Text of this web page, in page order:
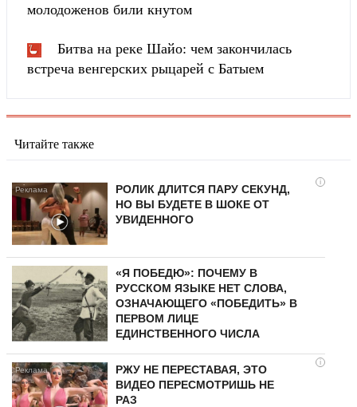
молодоженов били кнутом
Битва на реке Шайо: чем закончилась
встреча венгерских рыцарей с Батыем
Читайте также
i
РОЛИК ДЛИТСЯ ПАРУ СЕКУНД,
НО ВЫ БУДЕТЕ В ШОКЕ ОТ
УВИДЕННОГО
«Я ПОБЕДЮ»: ПОЧЕМУ В
РУССКОМ ЯЗЫКЕ НЕТ СЛОВА,
ОЗНАЧАЮЩЕГО «ПОБЕДИТЬ» В
ПЕРВОМ ЛИЦЕ
ЕДИНСТВЕННОГО ЧИСЛА
i
РЖУ НЕ ПЕРЕСТАВАЯ, ЭТО
ВИДЕО ПЕРЕСМОТРИШЬ НЕ
РАЗ